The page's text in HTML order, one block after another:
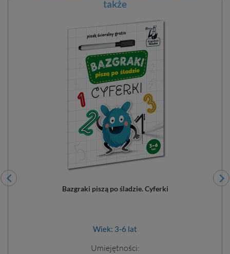
także
Bazgraki piszą po śladzie. Cyferki
Wiek: 3-6 lat
Umiejętności: